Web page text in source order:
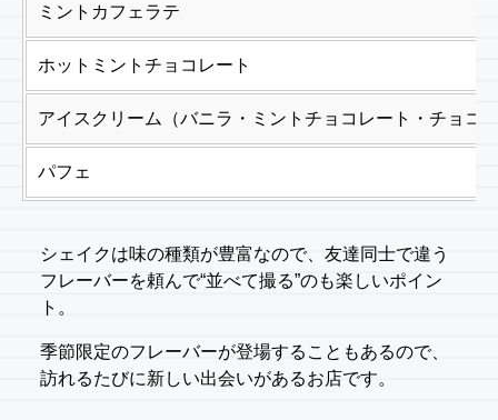
ミントカフェラテ
ホットミントチョコレート
アイスクリーム（バニラ・ミントチョコレート・チョコ
パフェ
シェイクは味の種類が豊富なので、友達同士で違う
フレーバーを頼んで“並べて撮る”のも楽しいポイン
ト。
季節限定のフレーバーが登場することもあるので、
訪れるたびに新しい出会いがあるお店です。